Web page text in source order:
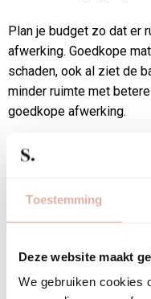
Toestemming
Deze website maakt
We gebruiken cookies
Plan je budget zo dat er
afwerking. Goedkope
schaden, ook al ziet de
minder ruimte met
goedkope afwerking.
Betrek verschillende
begrijpen ruimtelijke
weten hoe je
kunnen adviseren over
zoals wandbespanning